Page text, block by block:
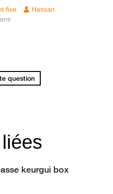
fixe
Hassan
question
keurgui box